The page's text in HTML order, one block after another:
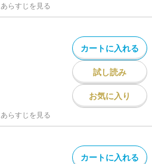
あらすじを見る
カートに入れる
試し読み
お気に入り
あらすじを見る
カートに入れる